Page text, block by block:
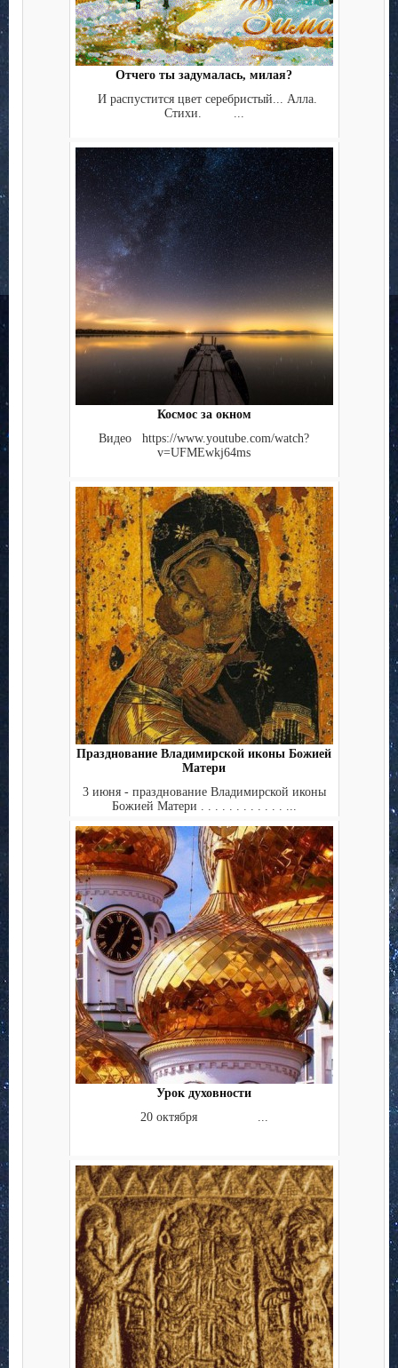
Отчего ты задумалась, милая?
И распустится цвет серебристый... Алла.
Стихи. ...
Космос за окном
Видео https://www.youtube.com/watch?
v=UFMEwkj64ms
Празднование Владимирской иконы Божией
Матери
3 июня - празднование Владимирской иконы
Божией Матери . . . . . . . . . . . . ...
Урок духовности
20 октября ...